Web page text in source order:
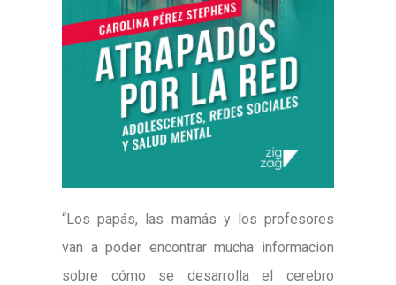
“Los papás, las mamás y los profesores
van a poder encontrar mucha información
sobre cómo se desarrolla el cerebro